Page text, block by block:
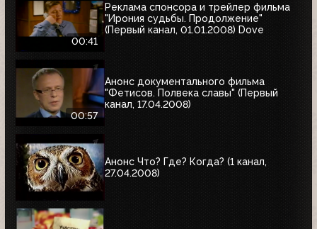
00:41
Реклама спонсора и трейлер фильма
"Ирония судьбы. Продолжение"
(Первый канал, 01.01.2008) Dove
00:57
Анонс документального фильма
"Фетисов. Полвека славы" (Первый
канал, 17.04.2008)
Анонс Что? Где? Когда? (1 канал,
27.04.2008)